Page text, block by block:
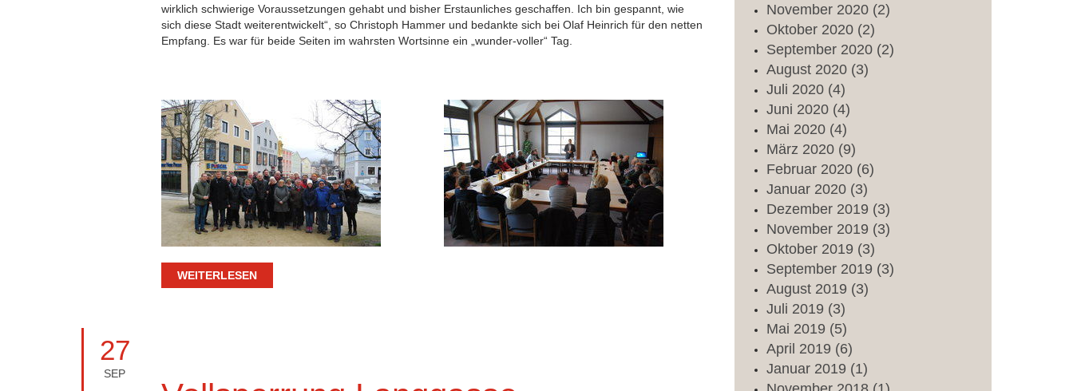
wirklich schwierige Voraussetzungen gehabt und bisher Erstaunliches geschaffen. Ich bin gespannt, wie
sich diese Stadt weiterentwickelt“, so Christoph Hammer und bedankte sich bei Olaf Heinrich für den netten
Empfang. Es war für beide Seiten im wahrsten Wortsinne ein „wunder-voller“ Tag.
WEITERLESEN
27
SEP
November 2020 (2)
Oktober 2020 (2)
September 2020 (2)
August 2020 (3)
Juli 2020 (4)
Juni 2020 (4)
Mai 2020 (4)
März 2020 (9)
Februar 2020 (6)
Januar 2020 (3)
Dezember 2019 (3)
November 2019 (3)
Oktober 2019 (3)
September 2019 (3)
August 2019 (3)
Juli 2019 (3)
Mai 2019 (5)
April 2019 (6)
Januar 2019 (1)